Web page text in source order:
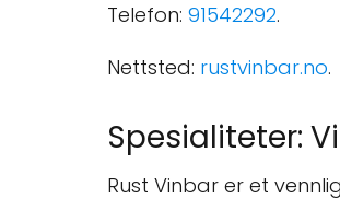
Telefon: 91542292.
Nettsted: rustvinbar.no.
Spesialiteter:
Rust Vinbar er et